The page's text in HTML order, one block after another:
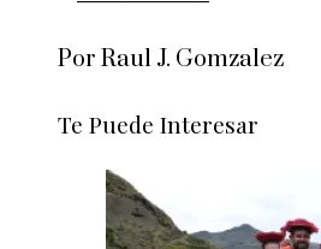
Por Raul J. Gomzalez
Te Puede Interesar